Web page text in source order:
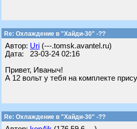
Re: Охлаждение в "Хайди-30" -??
Автор: Uri (---.tomsk.avantel.ru)
Дата: 23-03-24 02:16
Привет, Иваныч!
А 12 вольт у тебя на комплекте
Re: Охлаждение в "Хайди-30" -??